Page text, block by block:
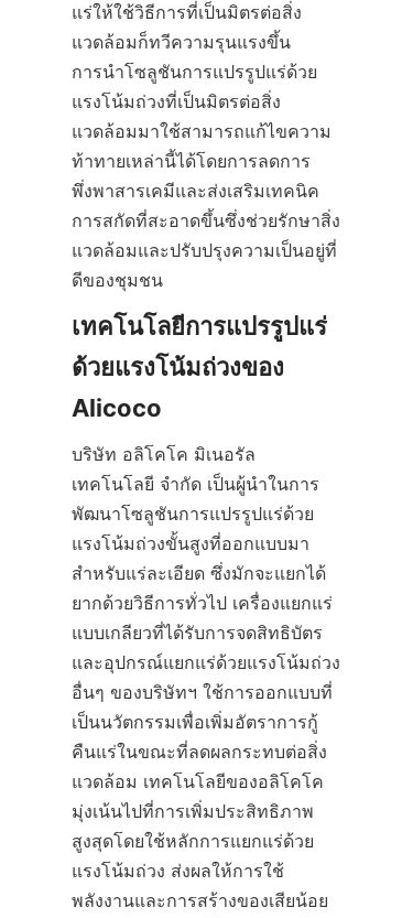
แร่ให้ใช้วิธีการที่เป็นมิตรต่อสิ่ง
แวดล้อมก็ทวีความรุนแรงขึ้น
การนำโซลูชันการแปรรูปแร่ด้วย
แรงโน้มถ่วงที่เป็นมิตรต่อสิ่ง
แวดล้อมมาใช้สามารถแก้ไขความ
ท้าทายเหล่านี้ได้โดยการลดการ
พึ่งพาสารเคมีและส่งเสริมเทคนิค
การสกัดที่สะอาดขึ้นซึ่งช่วยรักษาสิ่ง
แวดล้อมและปรับปรุงความเป็นอยู่ที่
ดีของชุมชน
เทคโนโลยีการแปรรูปแร่
ด้วยแรงโน้มถ่วงของ
บริษัท อลิโคโค มิเนอรัล
เทคโนโลยี จำกัด เป็นผู้นำในการ
พัฒนาโซลูชันการแปรรูปแร่ด้วย
แรงโน้มถ่วงขั้นสูงที่ออกแบบมา
สำหรับแร่ละเอียด ซึ่งมักจะแยกได้
ยากด้วยวิธีการทั่วไป เครื่องแยกแร่
แบบเกลียวที่ได้รับการจดสิทธิบัตร
และอุปกรณ์แยกแร่ด้วยแรงโน้มถ่วง
อื่นๆ ของบริษัทฯ ใช้การออกแบบที่
เป็นนวัตกรรมเพื่อเพิ่มอัตราการกู้
คืนแร่ในขณะที่ลดผลกระทบต่อสิ่ง
แวดล้อม เทคโนโลยีของอลิโคโค
มุ่งเน้นไปที่การเพิ่มประสิทธิภาพ
สูงสุดโดยใช้หลักการแยกแร่ด้วย
แรงโน้มถ่วง ส่งผลให้การใช้
พลังงานและการสร้างของเสียน้อย